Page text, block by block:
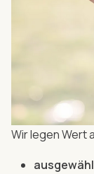
Wir legen Wert